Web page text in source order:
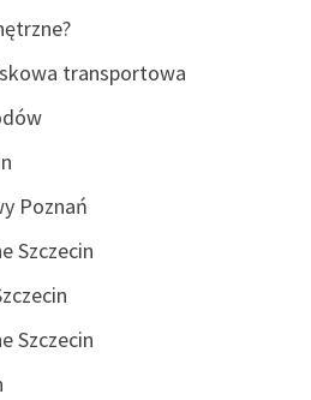
transportowa
Poznań
Szczecin
Szczecin